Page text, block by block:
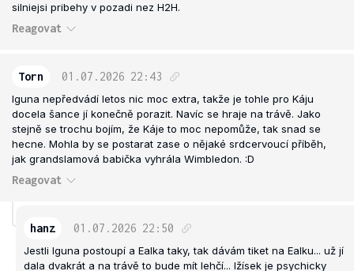
silniejsi pribehy v pozadi nez H2H.
Reagovat
Torn 01.07.2026 22:43
Iguna nepředvádí letos nic moc extra, takže je tohle pro Káju
docela šance jí konečně porazit. Navíc se hraje na trávě. Jako
stejně se trochu bojím, že Káje to moc nepomůže, tak snad se
hecne. Mohla by se postarat zase o nějaké srdcervoucí příběh,
jak grandslamová babička vyhrála Wimbledon. :D
Reagovat
hanz 01.07.2026 22:50
Jestli Iguna postoupí a Ealka taky, tak dávám tiket na Ealku... už jí
dala dvakrát a na trávě to bude mít lehčí... Ižísek je psychicky